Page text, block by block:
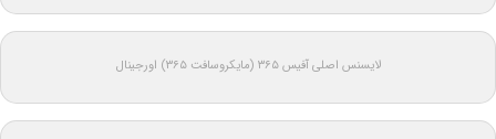
لایسنس اصلی آفیس ۳۶۵ (مایکروسافت ۳۶۵) اورجینال